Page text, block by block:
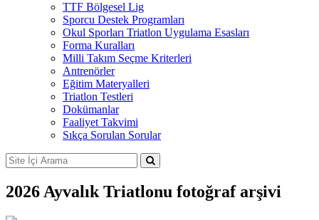
TTF Bölgesel Lig
Sporcu Destek Programları
Okul Sporları Triatlon Uygulama Esasları
Forma Kuralları
Milli Takım Seçme Kriterleri
Antrenörler
Eğitim Materyalleri
Triatlon Testleri
Dokümanlar
Faaliyet Takvimi
Sıkça Sorulan Sorular
2026 Ayvalık Triatlonu fotoğraf arşivi